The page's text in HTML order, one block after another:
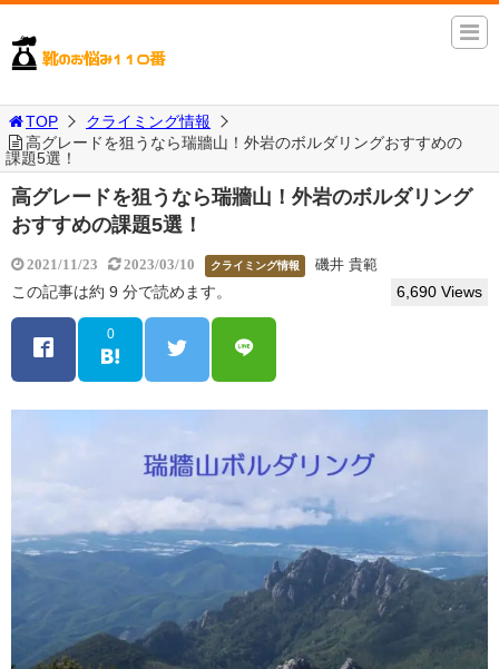
TOP
クライミング情報
高グレードを狙うなら瑞牆山！外岩のボルダリングおすすめの
課題5選！
高グレードを狙うなら瑞牆山！外岩のボルダリング
おすすめの課題5選！
2021/11/23 2023/03/10 クライミング情報 磯井 貴範
この記事は約 9 分で読めます。 6,690 Views
0